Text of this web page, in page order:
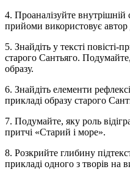
4. Проаналізуйте внутрішній
прийоми використовує
5. Знайдіть у тексті повісті-
старого Сантьяго.
образу.
6. Знайдіть елементи
прикладі образу старого
7. Подумайте, яку роль
притчі «Старий і море».
8. Розкрийте глибину
прикладі одного з творів на